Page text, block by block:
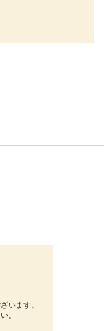
います。
。